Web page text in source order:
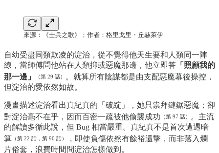
來源：《士兵之歌》；作者：格里戈里・丘赫萊伊
自幼受盡同類欺凌的淀治，從不覺得他天生要和人類同一陣
線，當師傅問他站在人類抑或惡魔那邊，他立即答 「照顧我的
那一邊」
（第 29 話）
。就算所有陰謀都是由支配惡魔幕後操控，
但淀治的愛依然如故。
漫畫描述淀治看出真紀真的「破綻」，她只祟拜鏈鋸惡魔；卻
對淀治毫不在乎，因而百密一疏被他偷襲成功 （第 97 話） 。主流
的解讀多循此說，但 Bug 相當嚴重。真紀真不是首次遭遇暗
算 （第 22 話，第 90 話）
，即使負傷依然有餘裕還撃，而非落入爛
片俗套，浪費時間問淀治怎樣做到。